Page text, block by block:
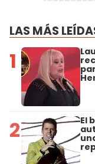
LAS MÁS
1
2 El